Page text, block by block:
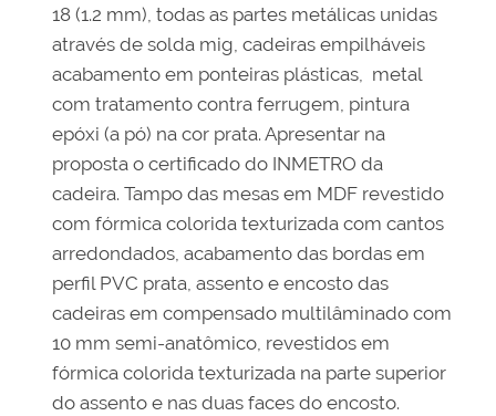
18 (1.2 mm), todas as partes metálicas unidas
através de solda mig, cadeiras empilháveis
acabamento em ponteiras plásticas, metal
com tratamento contra ferrugem, pintura
epóxi (a pó) na cor prata. Apresentar na
proposta o certificado do INMETRO da
cadeira. Tampo das mesas em MDF revestido
com fórmica colorida texturizada com cantos
arredondados, acabamento das bordas em
perfil PVC prata, assento e encosto das
cadeiras em compensado multilâminado com
10 mm semi-anatômico, revestidos em
fórmica colorida texturizada na parte superior
do assento e nas duas faces do encosto.